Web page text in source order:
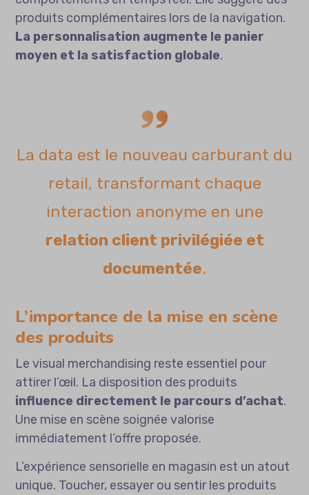
produits complémentaires lors de la navigation.
La personnalisation augmente le panier
moyen et la satisfaction globale.
La data est le nouveau carburant du
retail, transformant chaque
interaction anonyme en une
relation client privilégiée et
documentée.
L’importance de la mise en scène
des produits
Le visual merchandising reste essentiel pour
attirer l’œil. La disposition des produits
influence directement le parcours d’achat.
Une mise en scène soignée valorise
immédiatement l’offre proposée.
L’expérience sensorielle en magasin est un atout
unique. Toucher, essayer ou sentir les produits